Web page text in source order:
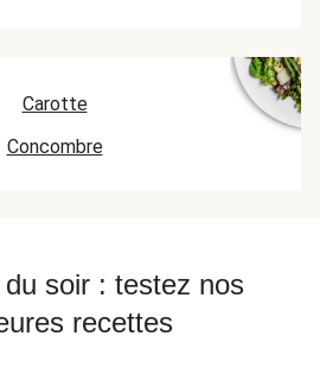
Carotte
Concombre
soir : testez nos
recettes